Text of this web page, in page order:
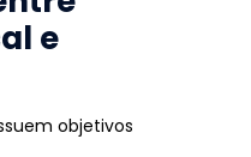
e
objetivos